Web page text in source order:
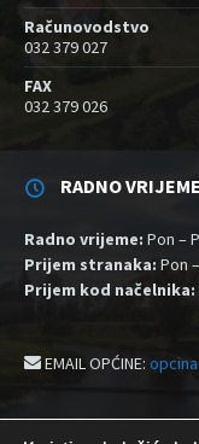
Računovodstvo
032 379 027
FAX
032 379 026
RADNO VRIJEME
Radno vrijeme: Pon –
Prijem stranaka: Pon
Prijem kod načelnika:
EMAIL OPĆINE: